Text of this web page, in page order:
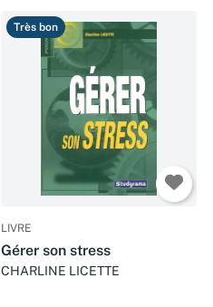
Très bon
LIVRE
Gérer son stress
CHARLINE LICETTE